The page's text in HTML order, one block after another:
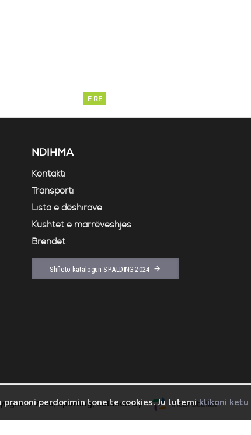
E RE
NDIHMA
Kontakti
Transporti
Lista e dëshirave
Kushtet e marrëveshjes
Brendet
Shfleto katalogun SPALDING 2024
©2026, Sporting, Solution by
perdorimin tone te cookies. Ju lutemiklikoni ketu